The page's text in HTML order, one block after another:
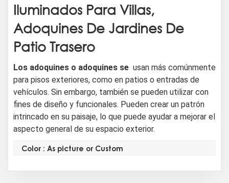
Iluminados Para Villas,
Adoquines De Jardines De
Patio Trasero
Los adoquines o adoquines se usan más comúnmente
para pisos exteriores, como en patios o entradas de
vehículos. Sin embargo, también se pueden utilizar con
fines de diseño y funcionales. Pueden crear un patrón
intrincado en su paisaje, lo que puede ayudar a mejorar el
aspecto general de su espacio exterior.
Color : As picture or Custom